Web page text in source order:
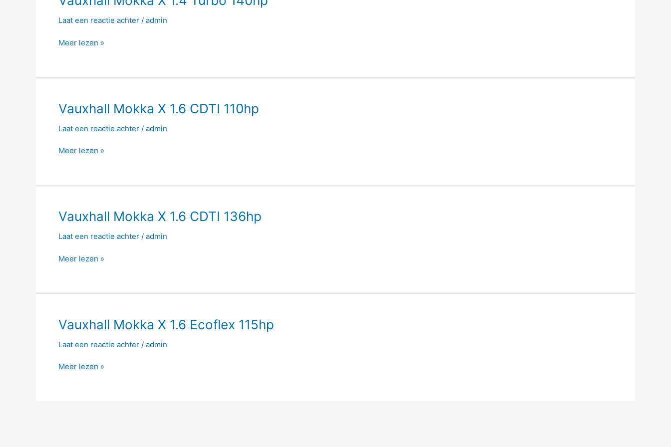
Laat een reactie achter / admin
X
Turbo
Meer lezen »
Vauxhall Mokka X 1.6 CDTI 110hp
Laat een reactie achter / admin
Vauxhall
X
CDTI
Meer lezen »
Vauxhall Mokka X 1.6 CDTI 136hp
Laat een reactie achter / admin
Vauxhall
X
CDTI
Meer lezen »
Vauxhall Mokka X 1.6 Ecoflex 115hp
Laat een reactie achter / admin
Vauxhall
X
Ecoflex
Meer lezen »